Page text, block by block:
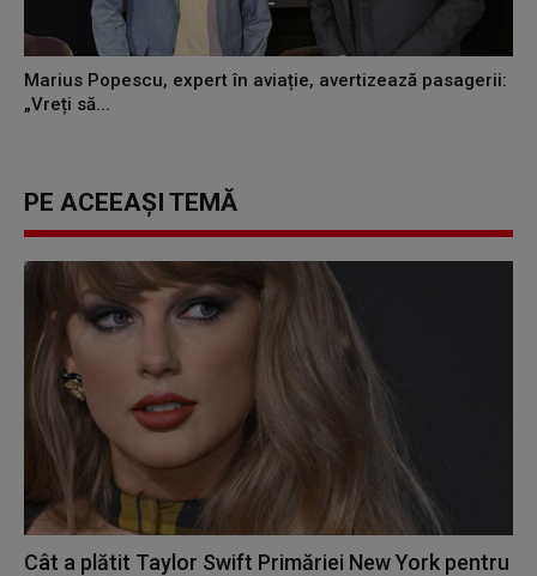
Marius Popescu, expert în aviație, avertizează pasagerii:
„Vreți să...
PE ACEEAȘI TEMĂ
Cât a plătit Taylor Swift Primăriei New York pentru